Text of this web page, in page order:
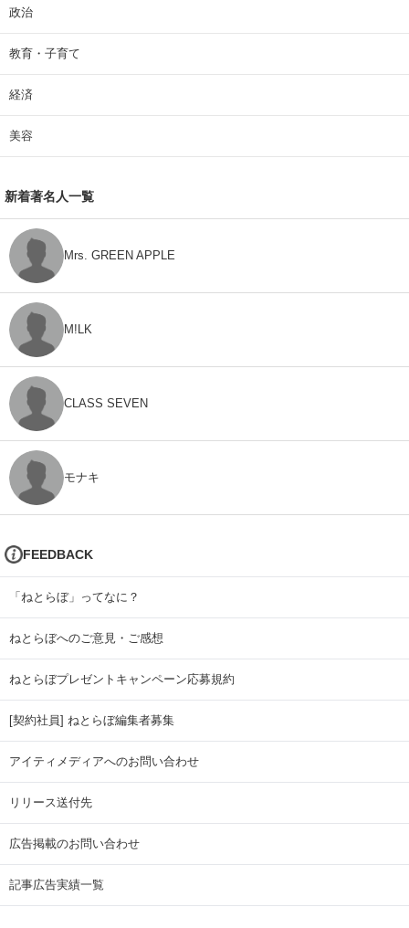
政治
教育・子育て
経済
美容
新着著名人一覧
Mrs. GREEN APPLE
M!LK
CLASS SEVEN
モナキ
FEEDBACK
「ねとらぼ」ってなに？
ねとらぼへのご意見・ご感想
ねとらぼプレゼントキャンペーン応募規約
[契約社員] ねとらぼ編集者募集
アイティメディアへのお問い合わせ
リリース送付先
広告掲載のお問い合わせ
記事広告実績一覧